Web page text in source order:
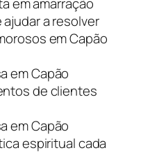
a resolver
em Capão
em Capão
de clientes
em Capão
espiritual cada